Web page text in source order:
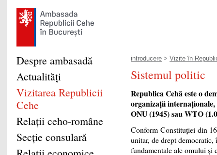
introducere > Vizite în
Sistemul politic
Republica Cehă este o
organizaţii internaţionale,
ONU (1945) sau WTO
Conform Constituţiei din
unitar, de drept
fundamentale ale omului şi
Despre ambasadă
Actualităţi
Vizitarea Republicii
Cehe
Relaţii ceho-române
Secţie consulară